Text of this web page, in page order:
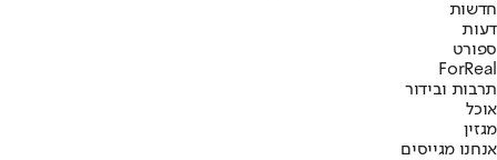
חדשות
דעות
ספורט
ForReal
תרבות ובידור
אוכל
מגזין
אנחנו מגייסים